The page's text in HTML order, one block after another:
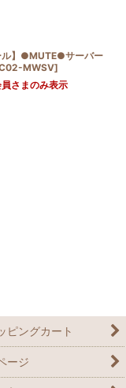
ル】●MUTE●サーバー
MWSV]
さまのみ表示
ピングカート
ージ